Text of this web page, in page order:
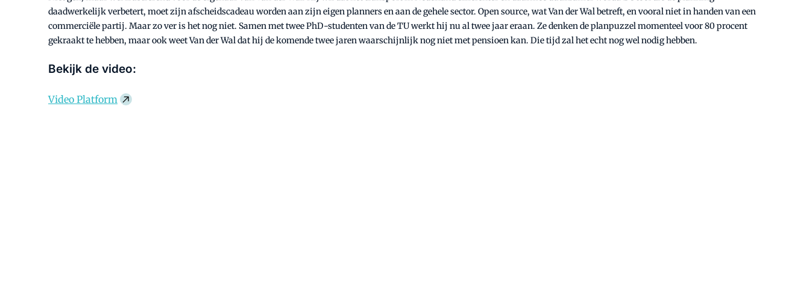
daadwerkelijk verbetert, moet zijn afscheidscadeau worden aan zijn eigen planners en aan de gehele sector. Open source, wat Van der Wal betreft, en vooral niet in handen van een
commerciële partij. Maar zo ver is het nog niet. Samen met twee PhD-studenten van de TU werkt hij nu al twee jaar eraan. Ze denken de planpuzzel momenteel voor 80 procent
gekraakt te hebben, maar ook weet Van der Wal dat hij de komende twee jaren waarschijnlijk nog niet met pensioen kan. Die tijd zal het echt nog wel nodig hebben.
Bekijk de video:
Video Platform